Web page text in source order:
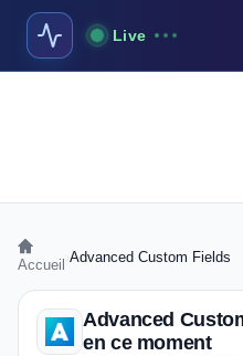
Live
Accueil Advanced Custom Fields
Advanced
en ce moment